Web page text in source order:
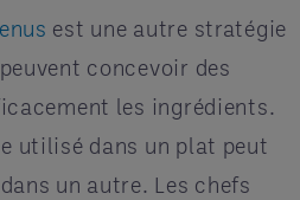
est une autre stratégie
concevoir des
les ingrédients.
utilisé dans un plat peut
un autre. Les chefs